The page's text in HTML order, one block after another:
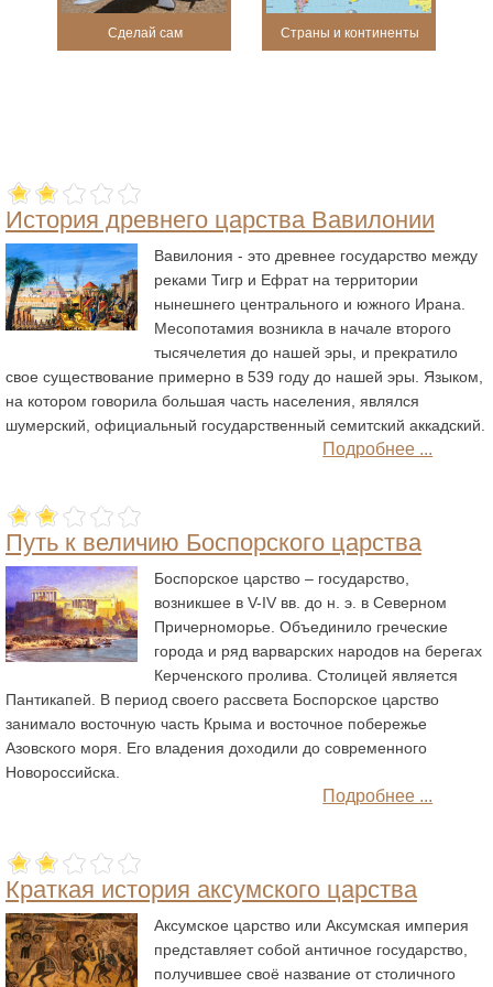
Сделай сам Страны и континенты
История древнего царства Вавилонии
Вавилония - это древнее государство между
реками Тигр и Ефрат на территории
нынешнего центрального и южного Ирана.
Месопотамия возникла в начале второго
тысячелетия до нашей эры, и прекратило
свое существование примерно в 539 году до нашей эры. Языком,
на котором говорила большая часть населения, являлся
шумерский, официальный государственный семитский аккадский.
Подробнее ...
Путь к величию Боспорского царства
Боспорское царство – государство,
возникшее в V-IV вв. до н. э. в Северном
Причерноморье. Объединило греческие
города и ряд варварских народов на берегах
Керченского пролива. Столицей является
Пантикапей. В период своего рассвета Боспорское царство
занимало восточную часть Крыма и восточное побережье
Азовского моря. Его владения доходили до современного
Новороссийска.
Подробнее ...
Краткая история аксумского царства
Аксумское царство или Аксумская империя
представляет собой античное государство,
получившее своё название от столичного